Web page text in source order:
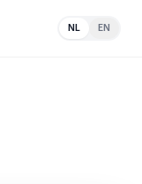
NL EN